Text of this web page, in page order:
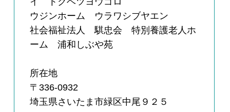
ウジンホーム ウラワシブヤエン
社会福祉法人 騏忠会 特別養護老人ホ
ーム 浦和しぶや苑
所在地
〒336-0932
埼玉県さいたま市緑区中尾９２５